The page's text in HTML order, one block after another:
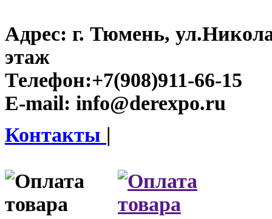
Адрес: г. Тюмень,
этаж
Телефон:+7(908)911-66-15
E-mail: info@derexpo.ru
Контакты |